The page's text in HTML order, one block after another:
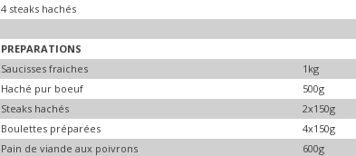
4 steaks hachés
PREPARATIONS
Saucisses fraiches
1kg
Haché pur boeuf
500g
Steaks hachés
2x150g
Boulettes préparées
4x150g
Pain de viande aux poivrons
600g